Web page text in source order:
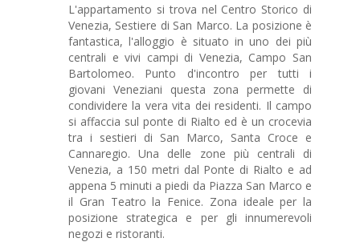
L'appartamento si trova nel Centro Storico di
Venezia, Sestiere di San Marco. La posizione è
fantastica, l'alloggio è situato in uno dei più
centrali e vivi campi di Venezia, Campo San
Bartolomeo. Punto d'incontro per tutti i
giovani Veneziani questa zona permette di
condividere la vera vita dei residenti. Il campo
si affaccia sul ponte di Rialto ed è un crocevia
tra i sestieri di San Marco, Santa Croce e
Cannaregio. Una delle zone più centrali di
Venezia, a 150 metri dal Ponte di Rialto e ad
appena 5 minuti a piedi da Piazza San Marco e
il Gran Teatro la Fenice. Zona ideale per la
posizione strategica e per gli innumerevoli
negozi e ristoranti.